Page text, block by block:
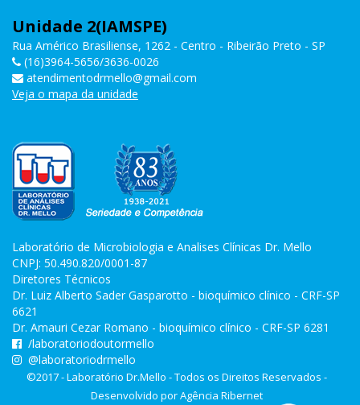
Unidade 2(IAMSPE)
Rua Américo Brasiliense, 1262 - Centro - Ribeirão Preto - SP
(16)3964-5656/3636-0026
atendimentodrmello@gmail.com
Veja o mapa da unidade
Laboratório de Microbiologia e Analises Clínicas Dr. Mello
CNPJ: 50.490.820/0001-87
Diretores Técnicos
Dr. Luiz Alberto Sader Gasparotto - bioquímico clínico - CRF-SP
6621
Dr. Amauri Cezar Romano - bioquímico clínico - CRF-SP 6281
/laboratoriodoutormello
@laboratoriodrmello
©2017 - Laboratório Dr.Mello - Todos os Direitos Reservados -
Desenvolvido porAgência Ribernet